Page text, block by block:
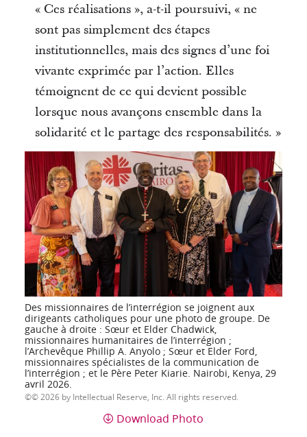
« Ces réalisations », a-t-il poursuivi, « ne
sont pas simplement des étapes
institutionnelles, mais des signes d’une foi
vivante exprimée par l’action. Elles
témoignent de ce qui devient possible
lorsque nous avançons ensemble dans la
solidarité et le partage des responsabilités. »
Des missionnaires de l’interrégion se joignent aux
dirigeants catholiques pour une photo de groupe. De
gauche à droite : Sœur et Elder Chadwick,
missionnaires humanitaires de l’interrégion ;
l’Archevêque Phillip A. Anyolo ; Sœur et Elder Ford,
missionnaires spécialistes de la communication de
l’interrégion ; et le Père Peter Kiarie. Nairobi, Kenya, 29
avril 2026.
© 2026 by Intellectual Reserve, Inc. All rights reserved.
Download Photo